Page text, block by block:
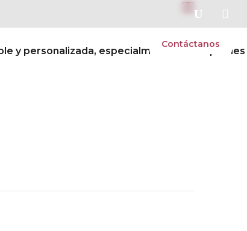
Admisiones Contáctanos

y personalizada, especialmente hacia quienes